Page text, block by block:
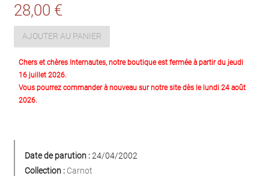
28,00 €
AJOUTER AU PANIER
Chers et chères Internautes, notre boutique est fermée à partir du jeudi
16 juillet 2026.
Vous pourrez commander à nouveau sur notre site dès le lundi 24 août
2026.
Date de parution :24/04/2002
Collection : Carnot